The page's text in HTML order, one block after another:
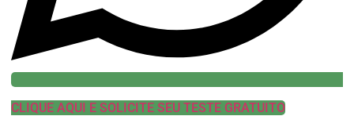
CLIQUE AQUI E SOLICITE SEU TESTE GRATUITO